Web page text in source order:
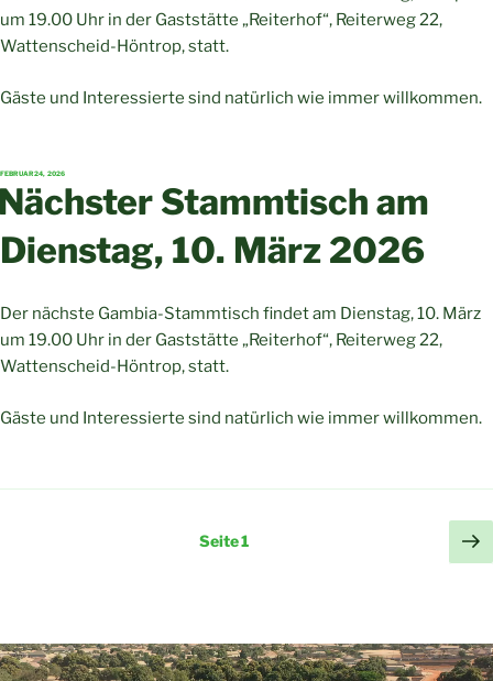
um 19.00 Uhr in der Gaststätte „Reiterhof“, Reiterweg 22,
Wattenscheid-Höntrop, statt.
Gäste und Interessierte sind natürlich wie immer willkommen.
VERÖFFENTLICHT
FEBRUAR 24, 2026
Stammtisch am
Dienstag, 10. März 2026
Der nächste Gambia-Stammtisch findet am Dienstag, 10. März
um 19.00 Uhr in der Gaststätte „Reiterhof“, Reiterweg 22,
Wattenscheid-Höntrop, statt.
Gäste und Interessierte sind natürlich wie immer willkommen.
Seitennummerierung
Beiträge
Seite1